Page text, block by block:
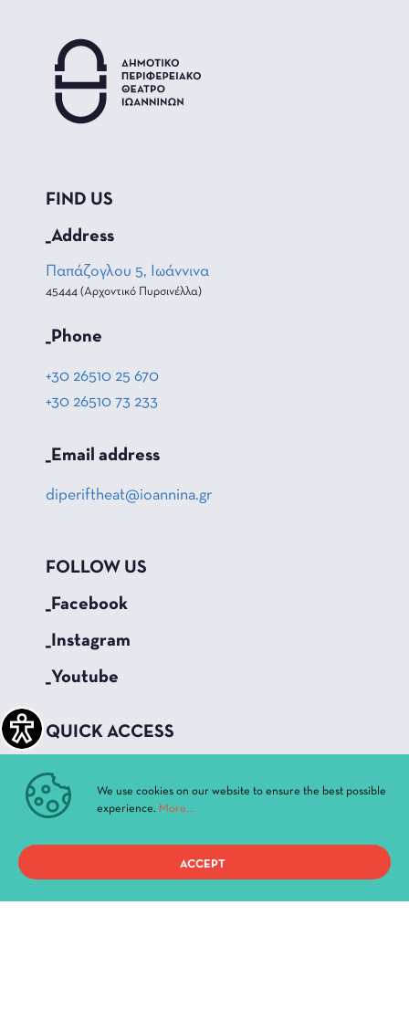
FIND US
_Address
Παπάζογλου 5, Ιωάννινα
45444 (Αρχοντικό Πυρσινέλλα)
_Phone
+30 26510 25 670
+30 26510 73 233
_Email address
diperiftheat@ioannina.gr
FOLLOW US
_Facebook
_Instagram
_Youtube
QUICK ACCESS
Current Performances
Archive
News & Announcements
We use cookies on our website to ensure the best possible
experience. More...
ACCEPT